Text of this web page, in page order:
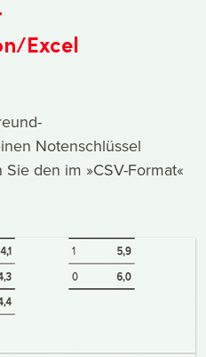
Excel
Notenschlüssel
den im »CSV-Format«